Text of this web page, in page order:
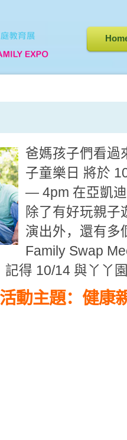
爸媽孩子們看過
子童樂日 將於
— 4pm 在亞凱
除了有好玩親子
演出外，還有多
Family Swap
記得 10/14 與丫丫
動主題：健康